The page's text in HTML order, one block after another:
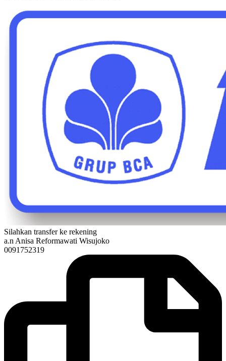
Silahkan transfer ke rekening
a.n Anisa Reformawati Wisujoko
0091752319